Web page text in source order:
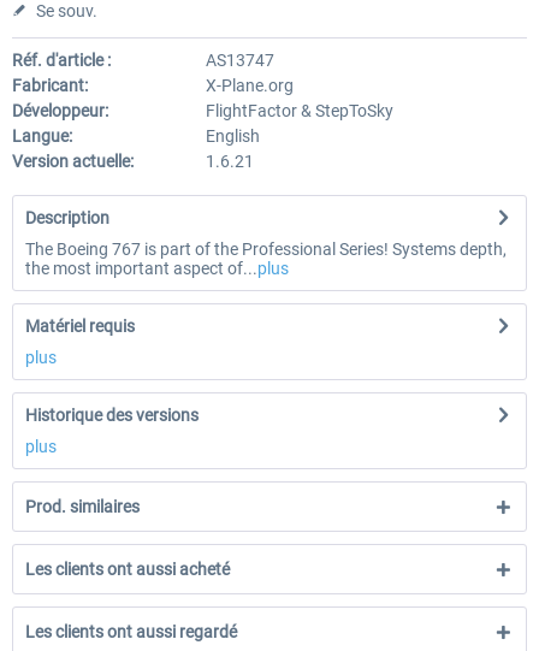
Se souv.
Réf. d'article :
AS13747
Fabricant:
X-Plane.org
Développeur:
FlightFactor & StepToSky
Langue:
English
Version actuelle:
1.6.21
Description
The Boeing 767 is part of the Professional Series! Systems depth,
the most important aspect of...plus
Matériel requis
plus
Historique des versions
plus
Prod. similaires
Les clients ont aussi acheté
Les clients ont aussi regardé